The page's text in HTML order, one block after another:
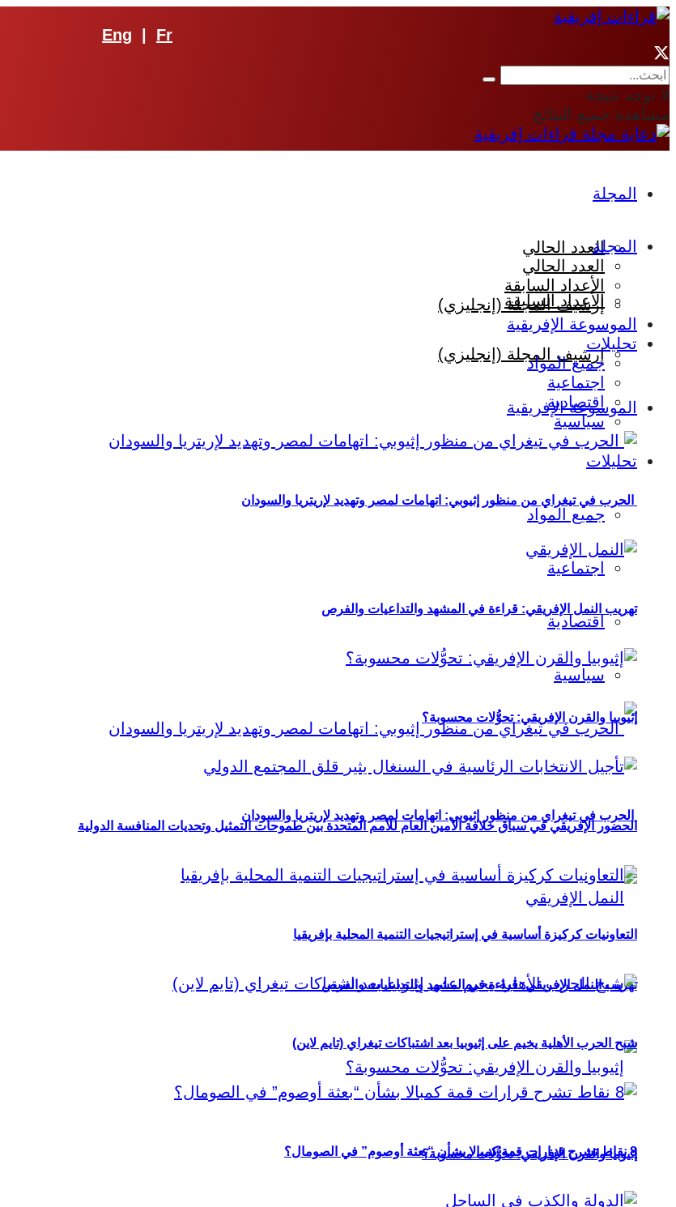
Eng Fr
لا توجد نتيجة
مشاهدة جميع النتائج
المجلة
العدد الحالي
الأعداد السابقة
إرشيف المجلة (إنجليزي)
الموسوعة الإفريقية
تحليلات
جميع المواد
اجتماعية
اقتصادية
سياسية
الحرب في تيغراي من منظور إثيوبي: اتهامات لمصر وتهديد لإريتريا والسودان
تهريب النمل الإفريقي: قراءة في المشهد والتداعيات والفرص
إثيوبيا والقرن الإفريقي: تحوُّلات محسوبة؟
المجلة
العدد الحالي
الأعداد السابقة
إرشيف المجلة (إنجليزي)
الموسوعة الإفريقية
تحليلات
جميع المواد
اجتماعية
اقتصادية
سياسية
الحرب في تيغراي من منظور إثيوبي: اتهامات لمصر وتهديد لإريتريا والسودان
تهريب النمل الإفريقي: قراءة في المشهد والتداعيات والفرص
إثيوبيا والقرن الإفريقي: تحوُّلات محسوبة؟
الحضور الإفريقي في سباق خلافة الأمين العام للأمم المتحدة بين طموحات التمثيل وتحديات المنافسة الدولية
التعاونيات كركيزة أساسية في إستراتيجيات التنمية المحلية بإفريقيا
شبح الحرب الأهلية يخيم على إثيوبيا بعد اشتباكات تيغراي (تايم لاين)
8 نقاط تشرح قرارات قمة كمبالا بشأن “بعثة أوصوم” في الصومال؟